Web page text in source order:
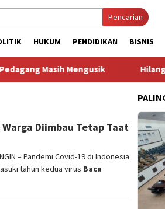
Pencarian
HUKUM PENDIDIKAN BISNIS
Mengusik Hilang 5 Bulan,
Diimbau Tetap Taat
– Pandemi Covid-19 di Indonesia
tahun kedua virus Baca